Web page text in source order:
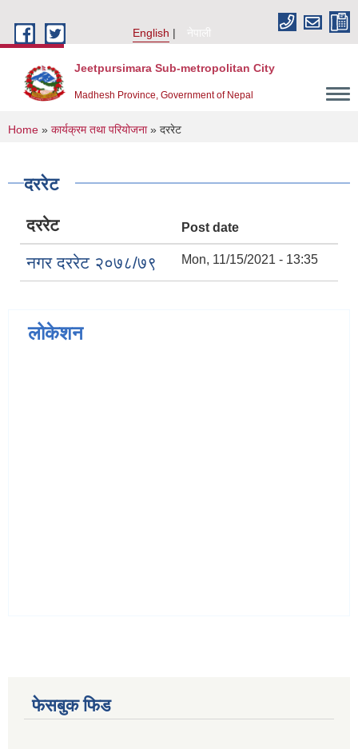
English
नेपाली
Jeetpursimara Sub-metropolitan City
Madhesh Province, Government of Nepal
You are here
Home » कार्यक्रम तथा परियोजना» दररेट
दररेट
दररेट Post date
नगर दररेट २०७८/७९ Mon, 11/15/2021 - 13:35
लोकेशन
फेसबुक फिड